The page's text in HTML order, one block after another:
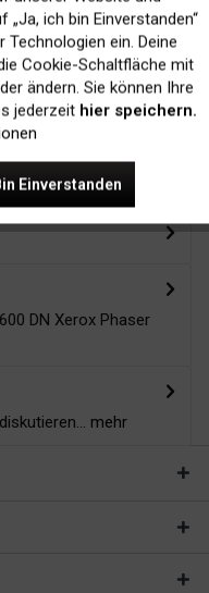
innerhalb von
24H*
DN Xerox Phaser
mehr
Inaktiv
Inaktiv
ich bin Einverstanden“
ein. Deine
Cookie-Schaltfläche mit
ändern. Sie können Ihre
jederzeit hier speichern.
Einverstanden